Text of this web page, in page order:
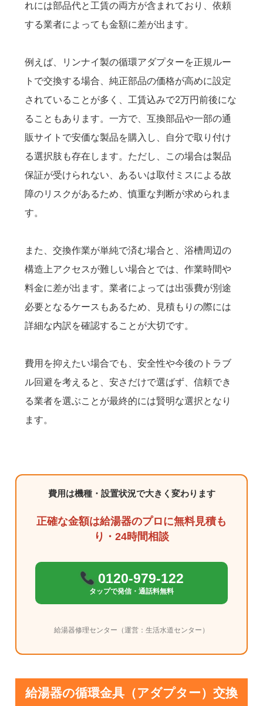
れには部品代と工賃の両方が含まれており、依頼
する業者によっても金額に差が出ます。
例えば、リンナイ製の循環アダプターを正規ルー
トで交換する場合、純正部品の価格が高めに設定
されていることが多く、工賃込みで2万円前後にな
ることもあります。一方で、互換部品や一部の通
販サイトで安価な製品を購入し、自分で取り付け
る選択肢も存在します。ただし、この場合は製品
保証が受けられない、あるいは取付ミスによる故
障のリスクがあるため、慎重な判断が求められま
す。
また、交換作業が単純で済む場合と、浴槽周辺の
構造上アクセスが難しい場合とでは、作業時間や
料金に差が出ます。業者によっては出張費が別途
必要となるケースもあるため、見積もりの際には
詳細な内訳を確認することが大切です。
費用を抑えたい場合でも、安全性や今後のトラブ
ル回避を考えると、安さだけで選ばず、信頼でき
る業者を選ぶことが最終的には賢明な選択となり
ます。
費用は機種・設置状況で大きく変わります
正確な金額は給湯器のプロに無料見積も
り・24時間相談
0120-979-122
タップで発信・通話料無料
給湯器修理センター（運営：生活水道センター）
給湯器の循環金具（アダプター）交換